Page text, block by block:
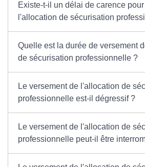
Existe-t-il un délai de carence
l'allocation de sécurisation
Quelle est la durée de versement
de sécurisation professionnelle ?
Le versement de l'allocation de
professionnelle est-il dégressif ?
Le versement de l'allocation de
professionnelle peut-il être